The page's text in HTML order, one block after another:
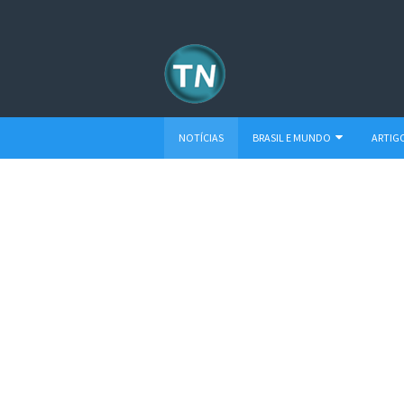
NOTÍCIAS BRASIL E MUNDO